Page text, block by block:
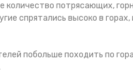
количество потрясающих,
спрятались высоко в
побольше походить по